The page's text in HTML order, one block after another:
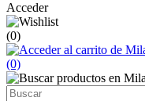
Acceder
(0)
(0)